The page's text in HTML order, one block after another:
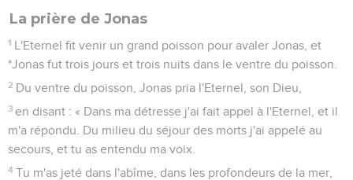
La prière de Jonas
1 L'Eternel fit venir un grand poisson pour avaler Jonas, et
*Jonas fut trois jours et trois nuits dans le ventre du poisson.
2 Du ventre du poisson, Jonas pria l'Eternel, son Dieu,
3 en disant : « Dans ma détresse j'ai fait appel à l'Eternel, et il
m'a répondu. Du milieu du séjour des morts j'ai appelé au
secours, et tu as entendu ma voix.
4 Tu m'as jeté dans l'abîme, dans les profondeurs de la mer,